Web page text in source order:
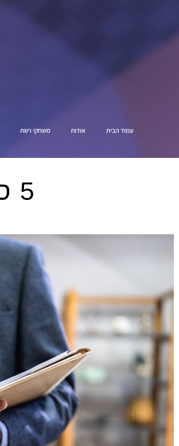
עמוד הבית אודות משחקי רשת
5 סיבות טובות ללמוד שמאות רכוש